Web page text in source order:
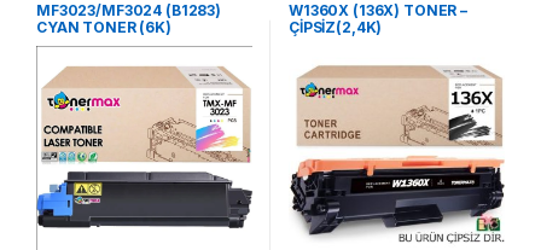
MF3023/MF3024 (B1283)
CYAN TONER (6K)
W1360X (136X) TONER –
ÇİPSİZ(2,4K)